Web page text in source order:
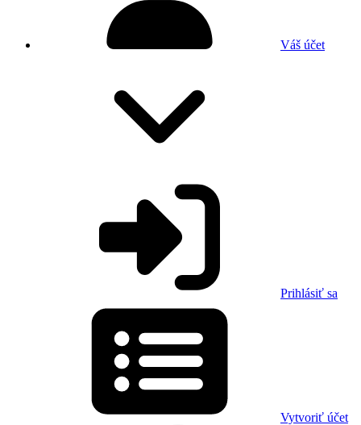
Váš účet
Prihlásiť sa
Vytvoriť účet